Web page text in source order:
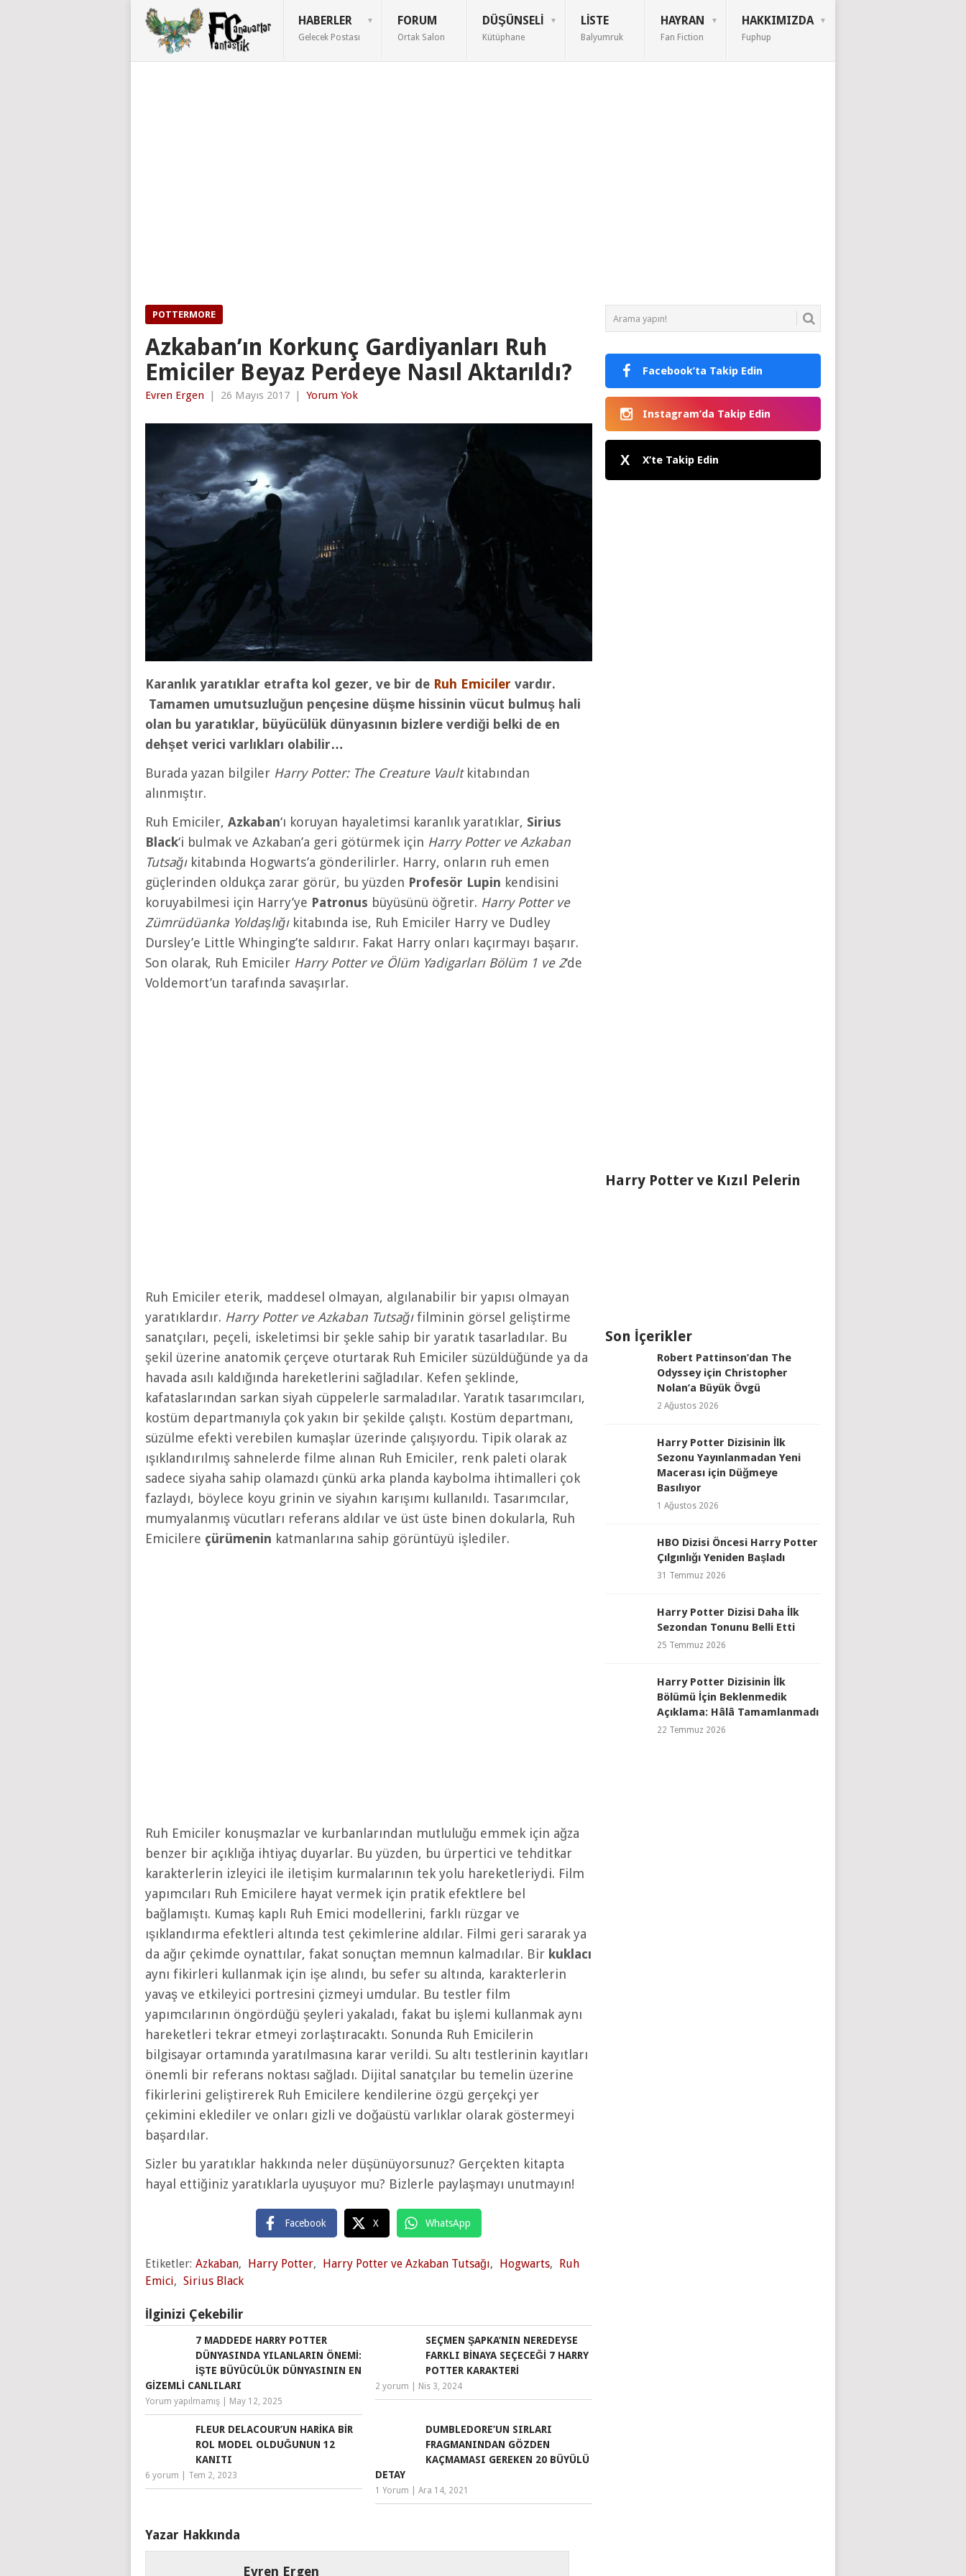
HABERLER
Gelecek Postası
FORUM
Ortak Salon
DÜŞÜNSELI
Kütüphane
LISTE
Balyumruk
HAYRAN
Fan Fiction
HAKKIMIZDA
Fuphup
POTTERMORE
Azkaban’ın Korkunç Gardiyanları Ruh
Emiciler Beyaz Perdeye Nasıl Aktarıldı?
Evren Ergen | 26 Mayıs 2017 | Yorum Yok
Karanlık yaratıklar etrafta kol gezer, ve bir de Ruh Emiciler vardır.
Tamamen umutsuzluğun pençesine düşme hissinin vücut bulmuş hali
olan bu yaratıklar, büyücülük dünyasının bizlere verdiği belki de en
dehşet verici varlıkları olabilir…
Burada yazan bilgiler Harry Potter: The Creature Vault kitabından
alınmıştır.
Ruh Emiciler, Azkaban‘ı koruyan hayaletimsi karanlık yaratıklar, Sirius
Black‘i bulmak ve Azkaban’a geri götürmek için Harry Potter ve Azkaban
Tutsağıkitabında Hogwarts’a gönderilirler. Harry, onların ruh emen
güçlerinden oldukça zarar görür, bu yüzden Profesör Lupin kendisini
koruyabilmesi için Harry’ye Patronus büyüsünü öğretir. Harry Potter ve
Zümrüdüanka Yoldaşlığı kitabında ise, Ruh Emiciler Harry ve Dudley
Dursley’e Little Whinging’te saldırır. Fakat Harry onları kaçırmayı başarır.
Son olarak, Ruh Emiciler Harry Potter ve Ölüm Yadigarları Bölüm 1 ve 2‘de
Voldemort’un tarafında savaşırlar.
Ruh Emiciler eterik, maddesel olmayan, algılanabilir bir yapısı olmayan
yaratıklardır. Harry Potter ve Azkaban Tutsağıfilminin görsel geliştirme
sanatçıları, peçeli, iskeletimsi bir şekle sahip bir yaratık tasarladılar. Bu
şekil üzerine anatomik çerçeve oturtarak Ruh Emiciler süzüldüğünde ya da
havada asılı kaldığında hareketlerini sağladılar. Kefen şeklinde,
kafataslarından sarkan siyah cüppelerle sarmaladılar. Yaratık tasarımcıları,
kostüm departmanıyla çok yakın bir şekilde çalıştı. Kostüm departmanı,
süzülme efekti verebilen kumaşlar üzerinde çalışıyordu. Tipik olarak az
ışıklandırılmış sahnelerde filme alınan Ruh Emiciler, renk paleti olarak
sadece siyaha sahip olamazdı çünkü arka planda kaybolma ihtimalleri çok
fazlaydı, böylece koyu grinin ve siyahın karışımı kullanıldı. Tasarımcılar,
mumyalanmış vücutları referans aldılar ve üst üste binen dokularla, Ruh
Emicilere çürümenin katmanlarına sahip görüntüyü işlediler.
Ruh Emiciler konuşmazlar ve kurbanlarından mutluluğu emmek için ağza
benzer bir açıklığa ihtiyaç duyarlar. Bu yüzden, bu ürpertici ve tehditkar
karakterlerin izleyici ile iletişim kurmalarının tek yolu hareketleriydi. Film
yapımcıları Ruh Emicilere hayat vermek için pratik efektlere bel
bağlamıştı. Kumaş kaplı Ruh Emici modellerini, farklı rüzgar ve
ışıklandırma efektleri altında test çekimlerine aldılar. Filmi geri sararak ya
da ağır çekimde oynattılar, fakat sonuçtan memnun kalmadılar. Bir kuklacı
aynı fikirleri kullanmak için işe alındı, bu sefer su altında, karakterlerin
yavaş ve etkileyici portresini çizmeyi umdular. Bu testler film
yapımcılarının öngördüğü şeyleri yakaladı, fakat bu işlemi kullanmak aynı
hareketleri tekrar etmeyi zorlaştıracaktı. Sonunda Ruh Emicilerin
bilgisayar ortamında yaratılmasına karar verildi. Su altı testlerinin kayıtları
önemli bir referans noktası sağladı. Dijital sanatçılar bu temelin üzerine
fikirlerini geliştirerek Ruh Emicilere kendilerine özgü gerçekçi yer
çekimini eklediler ve onları gizli ve doğaüstü varlıklar olarak göstermeyi
başardılar.
Sizler bu yaratıklar hakkında neler düşünüyorsunuz? Gerçekten kitapta
hayal ettiğiniz yaratıklarla uyuşuyor mu? Bizlerle paylaşmayı unutmayın!
Facebook X WhatsApp
Etiketler: Azkaban, Harry Potter, Harry Potter ve Azkaban Tutsağı, Hogwarts,
Ruh
Emici, Sirius Black
İlginizi Çekebilir
7 MADDEDE HARRY POTTER
DÜNYASINDA YILANLARIN ÖNEMI:
İŞTE BÜYÜCÜLÜK DÜNYASININ EN
GIZEMLI CANLILARI
Yorum yapılmamış May 12, 2025
SEÇMEN ŞAPKA’NIN NEREDEYSE
FARKLI BINAYA SEÇECEĞI 7 HARRY
POTTER KARAKTERI
2 yorum Nis 3, 2024
FLEUR DELACOUR’UN HARIKA BIR
ROL MODEL OLDUĞUNUN 12
KANITI
6 yorum Tem 2, 2023
DUMBLEDORE’UN SIRLARI
FRAGMANINDAN GÖZDEN
KAÇMAMASI GEREKEN 20 BÜYÜLÜ
DETAY
1 Yorum |Ara 14, 2021
Yazar Hakkında
Evren Ergen
Facebook’ta Takip Edin
Instagram’da Takip Edin
X X’te Takip Edin
Harry Potter ve Kızıl Pelerin
Son İçerikler
Robert Pattinson’dan The
Odyssey için Christopher
Nolan’a Büyük Övgü
2 Ağustos 2026
Harry Potter Dizisinin İlk
Sezonu Yayınlanmadan Yeni
Macerası için Düğmeye
Basılıyor
1 Ağustos 2026
HBO Dizisi Öncesi Harry Potter
Çılgınlığı Yeniden Başladı
31 Temmuz 2026
Harry Potter Dizisi Daha İlk
Sezondan Tonunu Belli Etti
25 Temmuz 2026
Harry Potter Dizisinin İlk
Bölümü İçin Beklenmedik
Açıklama: Hâlâ Tamamlanmadı
22 Temmuz 2026